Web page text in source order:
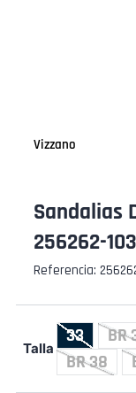
Vizzano
Sandalias
256262-
Referencia:
Talla
33 BR
BR 38